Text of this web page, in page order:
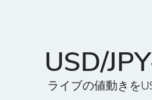
USD/
ライブの値動きを